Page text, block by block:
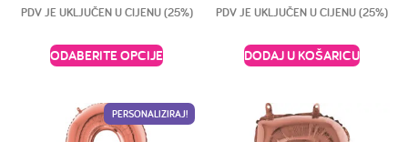
PDV JE UKLJUČEN U CIJENU (25%)
ODABERITE OPCIJE
PDV JE UKLJUČEN U CIJENU (25%)
DODAJ U KOŠARICU
PERSONALIZIRAJ!